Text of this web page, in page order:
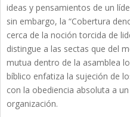
ideas y pensamientos de un
sin embargo, la “Cobertura
cerca de la noción torcida de
distingue a las sectas que del
mutua dentro de la asamblea
bíblico enfatiza la sujeción de
con la obediencia absoluta a
organización.